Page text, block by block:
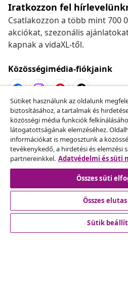
Iratkozzon fel
Csatlakozzon a több mint 700
akciókat, szezonális
kapnak a vidaXL-től.
Közösségimédia-fiókjaink
Szerződéstől való elállás
Küldj be egy rendelés
kérelmet.
Szerződéstől
Ügyfélszolgálat
Sütiket használunk az oldalunk
biztosításához, a tartalmak és
közösségi média funkciók
látogatottságának elemzéséhez.
információkat is megosztunk a
tevékenykedő, a hirdetési és elemzési
partnereinkkel. Adatvédelmi és süti
Összes süti
Összes
Sütik